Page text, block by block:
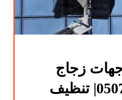
زجاج
الشارقة |0507036261| تنظيف